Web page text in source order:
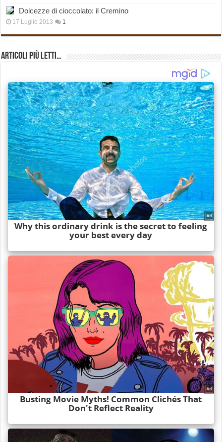
Dolcezze di cioccolato: il Cremino
17 Luglio 2013 1
Articoli più Letti…